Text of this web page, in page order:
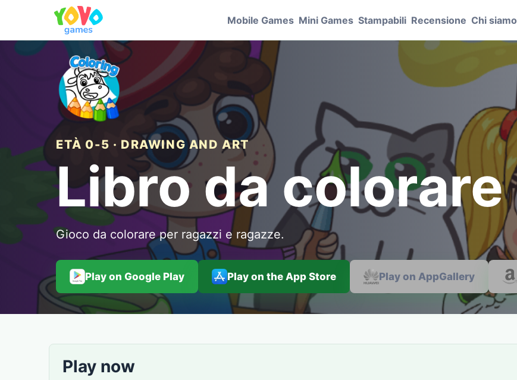
Mobile Games Mini Games Stampabili Recensione Chi siamo
ETÀ 0-5 · DRAWING AND ART
Libro da colorare
Gioco da colorare per ragazzi e ragazze.
Play on Google Play Play on the App Store Play on AppGallery
Play now